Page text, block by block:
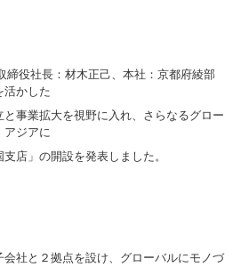
締役社長：材木正己、本社：京都府綾部
活かした
事業拡大を視野に入れ、さらなるグロー
アジアに
店」の開設を発表しました。
社と２拠点を設け、グローバルにモノづ